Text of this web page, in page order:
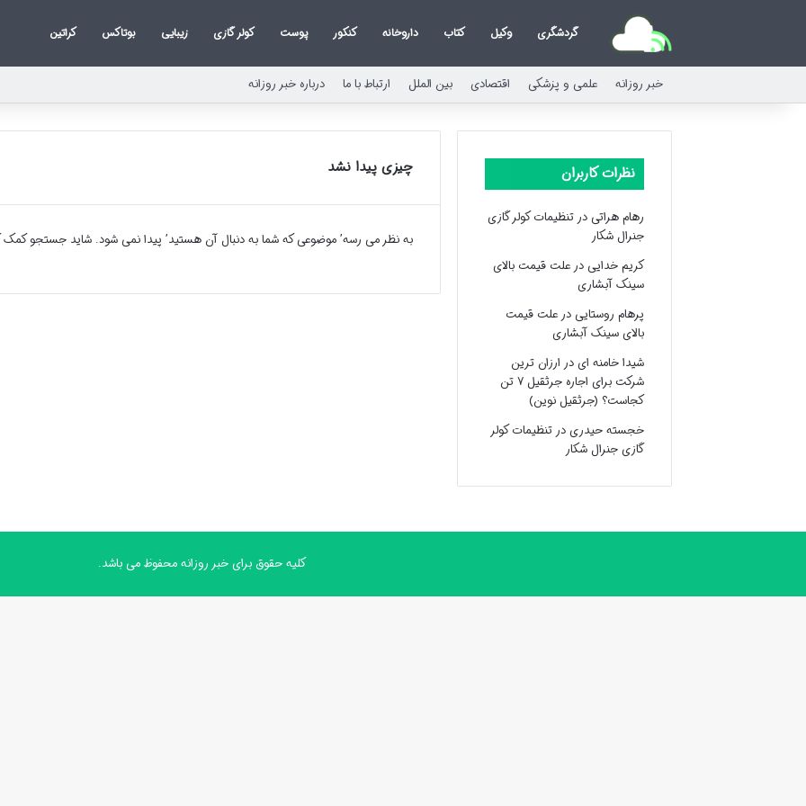
گردشگری وکیل کتاب داروخانه کنکور پوست کولر گازی زیبایی بوتاکس کراتین
خبر روزانه علمی و پزشکی اقتصادی بین الملل ارتباط با ما درباره خبر روزانه
چیزی پیدا نشد
به نظر می رسه’ موضوعی که شما به دنبال آن هستید’ پیدا نمی شود. شاید جستجو کمک
نظرات کاربران
رهام هراتیدرتنظیمات کولر گازی
جنرال شکار
کریم خداییدرعلت قیمت بالای
سینک آبشاری
پرهام روستاییدرعلت قیمت
بالای سینک آبشاری
شیدا خامنه ایدر ارزان ترین
شرکت برای اجاره جرثقیل ۷ تن
کجاست؟ (جرثقیل نوین)
خجسته حیدریدرتنظیمات کولر
گازی جنرال شکار
کلیه حقوق برای خبر روزانه محفوظ می باشد.